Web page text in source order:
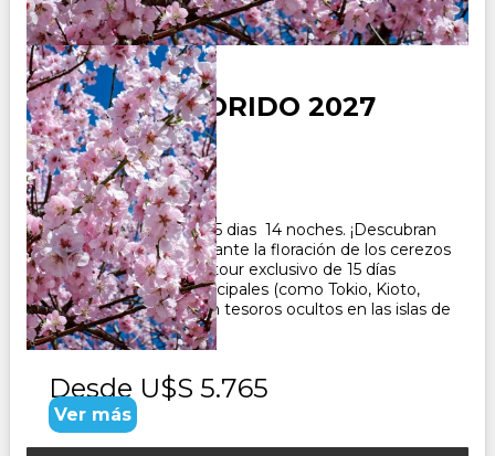
JAPON COLORIDO 2027
Duración:
15Días14Noches
Paquete Turistico de 15 dias 14 noches. ¡Descubran
el Japón auténtico durante la floración de los cerezos
(sakura) en 2027!Este tour exclusivo de 15 días
combina ciudades principales (como Tokio, Kioto,
Hiroshima y Osaka)con tesoros ocultos en las islas de
Shikoku y Ky...
Desde U$S 5.765
Ver más